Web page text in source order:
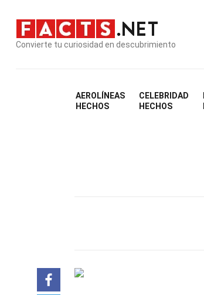
Convierte tu curiosidad en descubrimiento
AEROLÍNEAS
HECHOS
CELEBRIDAD
HECHOS